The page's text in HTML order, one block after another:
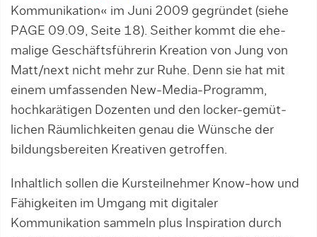
Kommunikation« im Juni 2009 gegründet (siehe
PAGE 09.09, Seite 18). Seither kommt die ehe­
malige Geschäftsführerin Kreation von Jung von
Matt/next nicht mehr zur Ruhe. Denn sie hat mit
einem umfassen­den New-Media-Programm,
hochka­rä­tigen Dozenten und den locker-gemüt­
lichen Räumlichkei­ten genau die Wünsche der
bildungsbereiten Kreativen getroffen.
Inhaltlich sollen die Kursteilnehmer Know-how und
Fähigkeiten im Umgang mit digitaler
Kommunikation sammeln plus Inspiration durch